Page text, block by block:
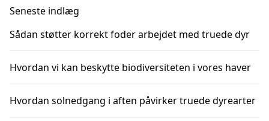
Seneste indlæg
Sådan støtter korrekt foder arbejdet med truede dyr
Hvordan vi kan beskytte biodiversiteten i vores haver
Hvordan solnedgang i aften påvirker truede dyrearter